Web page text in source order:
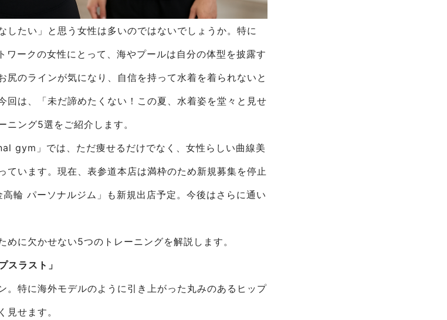
したい」と思う女性は多いのではないでしょうか。特に
ークの女性にとって、海やプールは自分の体型を披露す
尻のラインが気になり、自信を持って水着を着られないと
回は、「未だ諦めたくない！この夏、水着姿を堂々と見せ
ニング5選をご紹介します。
gym」では、ただ痩せるだけでなく、女性らしい曲線美
ています。現在、表参道本店は満枠のため新規募集を停止
輪 パーソナルジム」も新規出店予定。今後はさらに通い
に欠かせない5つのトレーニングを解説します。
スラスト」
。特に海外モデルのように引き上がった丸みのあるヒップ
見せます。